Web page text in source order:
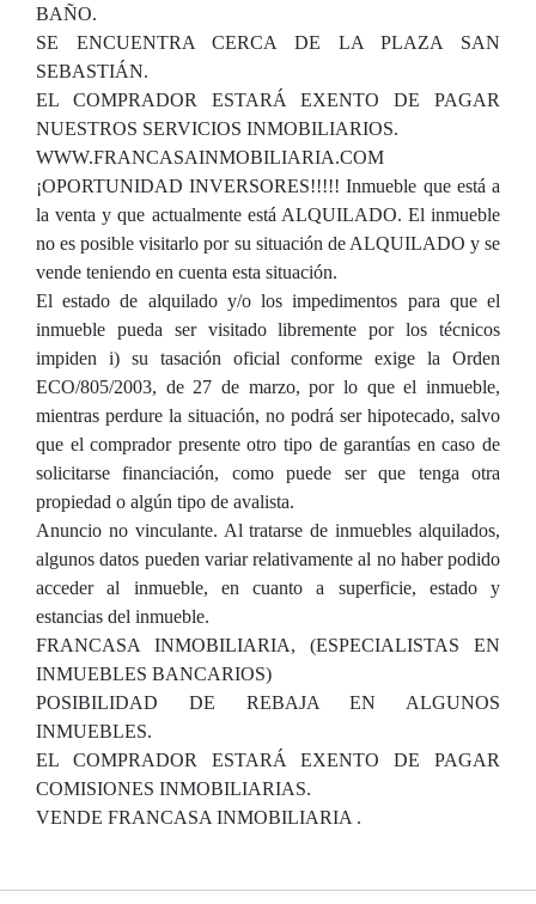
BAÑO.
SE ENCUENTRA CERCA DE LA PLAZA SAN
SEBASTIÁN.
EL COMPRADOR ESTARÁ EXENTO DE PAGAR
NUESTROS SERVICIOS INMOBILIARIOS.
WWW.FRANCASAINMOBILIARIA.COM
¡OPORTUNIDAD INVERSORES!!!!! Inmueble que está a
la venta y que actualmente está ALQUILADO. El inmueble
no es posible visitarlo por su situación de ALQUILADO y se
vende teniendo en cuenta esta situación.
El estado de alquilado y/o los impedimentos para que el
inmueble pueda ser visitado libremente por los técnicos
impiden i) su tasación oficial conforme exige la Orden
ECO/805/2003, de 27 de marzo, por lo que el inmueble,
mientras perdure la situación, no podrá ser hipotecado, salvo
que el comprador presente otro tipo de garantías en caso de
solicitarse financiación, como puede ser que tenga otra
propiedad o algún tipo de avalista.
Anuncio no vinculante. Al tratarse de inmuebles alquilados,
algunos datos pueden variar relativamente al no haber podido
acceder al inmueble, en cuanto a superficie, estado y
estancias del inmueble.
FRANCASA INMOBILIARIA, (ESPECIALISTAS EN
INMUEBLES BANCARIOS)
POSIBILIDAD DE REBAJA EN ALGUNOS
INMUEBLES.
EL COMPRADOR ESTARÁ EXENTO DE PAGAR
COMISIONES INMOBILIARIAS.
VENDE FRANCASA INMOBILIARIA .